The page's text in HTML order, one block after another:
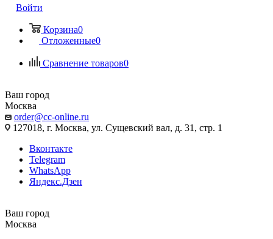
Войти
Корзина0
Отложенные0
Сравнение товаров0
Ваш город
Москва
order@cc-online.ru
127018, г. Москва, ул. Сущевский вал, д. 31, стр. 1
Вконтакте
Telegram
WhatsApp
Яндекс.Дзен
Ваш город
Москва